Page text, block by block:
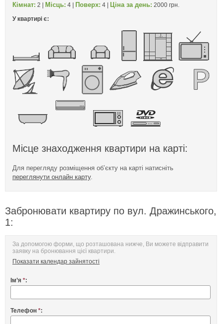
Кімнат: 2 | Місць: 4 | Поверх: 4 | Ціна за день: 2000 грн.
У квартирі є:
Місце знаходження квартири на карті:
Для перегляду розміщення об’єкту на карті натисніть
переглянути онлайн карту.
Забронювати квартиру по вул. Дражинського,
1:
За допомогою форми, що розташована нижче, Ви можете відправити
заявку на бронювання цієї квартири.
Показати календар зайнятості
Ім’я *:
Телефон *: